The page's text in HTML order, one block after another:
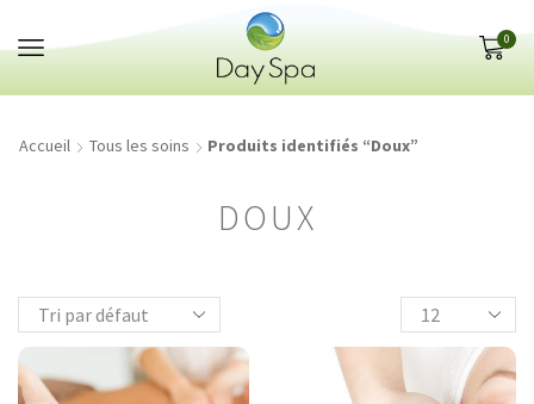
0
Accueil Tous les soins Produits identifiés “Doux”
DOUX
Panneau de gestion des cookies